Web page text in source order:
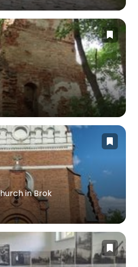
in Brok